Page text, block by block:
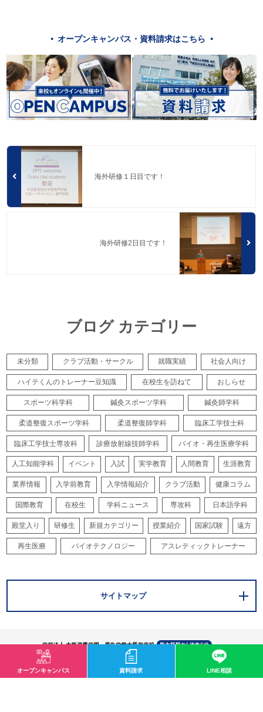
オープンキャンパス・資料請求はこちら
海外研修１日目です！
海外研修2日目です！
ブログ カテゴリー
未分類 クラブ活動・サークル 就職実績 社会人向け
ハイテくんのトレーナー豆知識 在校生を訪ねて おしらせ
スポーツ科学科 鍼灸スポーツ学科 鍼灸師学科
柔道整復スポーツ学科 柔道整復師学科 臨床工学技士科
臨床工学技士専攻科 診療放射線技師学科 バイオ・再生医療学科
人工知能学科 イベント 入試 実学教育 人間教育 生涯教育
業界情報 入学前教育 入学情報紹介 クラブ活動 健康コラム
国際教育 在校生 学科ニュース 専攻科 日本語学科
殿堂入り 研修生 新規カテゴリー 授業紹介 国家試験 遠方
再生医療 バイオテクノロジー アスレティックトレーナー
サイトマップ
〒532-0003 大阪市淀川区宮原1-2-43
オープンキャンパス 資料請求 LINE相談